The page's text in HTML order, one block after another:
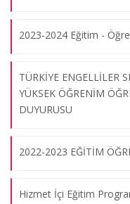
2023-2024 Eğitim -
TÜRKİYE ENGELLİLER
YÜKSEK ÖĞRENİM
DUYURUSU
2022-2023 EĞİTİM
Hizmet İçi Eğitim